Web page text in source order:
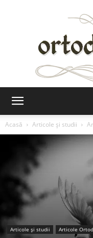
Acasă
Articole şi studii
Articole şi studii Articole